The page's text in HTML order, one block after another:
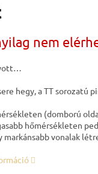
nem
hegy, a TT sorozatú
(domború
hőmérsékleten
markánsabb vonalak